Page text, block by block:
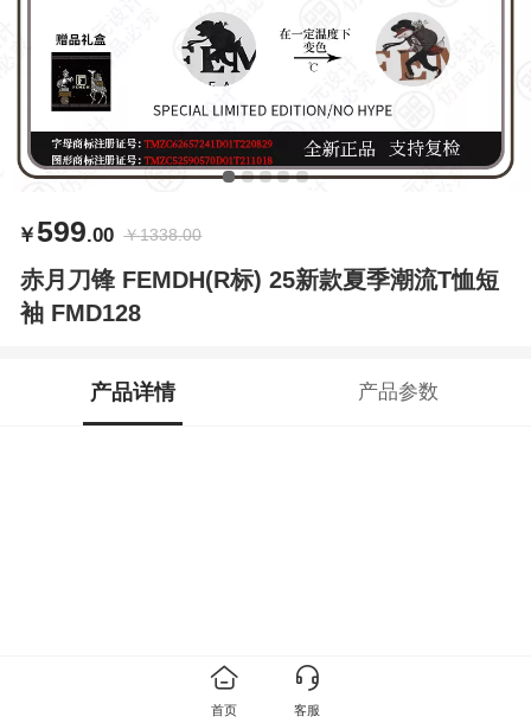
￥599.00 ￥1338.00
赤月刀锋 FEMDH(R标) 25新款夏季潮流T恤短
袖 FMD128
产品详情 产品参数
首页 客服